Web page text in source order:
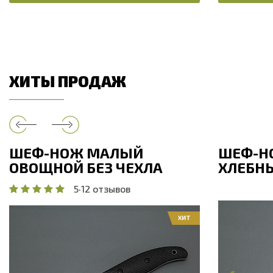
ХИТЫ ПРОДАЖ
ШЕФ-НОЖ МАЛЫЙ
ОВОЩНОЙ БЕЗ ЧЕХЛА
5·12 отзывов
98
17.9
ХИТ
ШЕФ-
Толщина